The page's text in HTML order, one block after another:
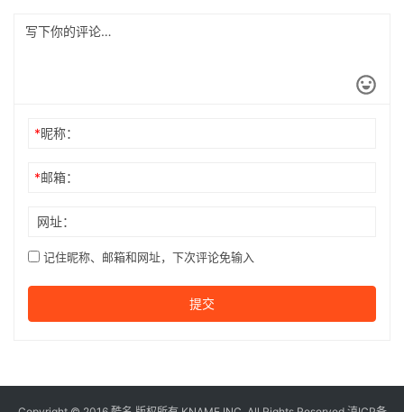
*昵称：
*邮箱：
网址：
记住昵称、邮箱和网址，下次评论免输入
提交